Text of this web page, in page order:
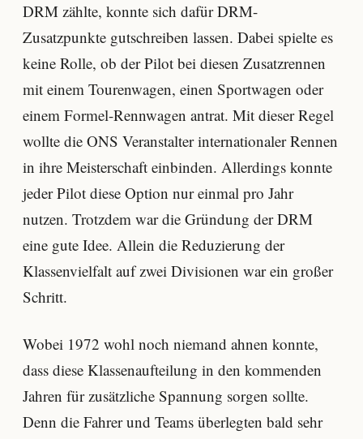
DRM zählte, konnte sich dafür DRM-
Zusatzpunkte gutschreiben lassen. Dabei spielte es
keine Rolle, ob der Pilot bei diesen Zusatzrennen
mit einem Tourenwagen, einen Sportwagen oder
einem Formel-Rennwagen antrat. Mit dieser Regel
wollte die ONS Veranstalter internationaler Rennen
in ihre Meisterschaft einbinden. Allerdings konnte
jeder Pilot diese Option nur einmal pro Jahr
nutzen. Trotzdem war die Gründung der DRM
eine gute Idee. Allein die Reduzierung der
Klassenvielfalt auf zwei Divisionen war ein großer
Schritt.
Wobei 1972 wohl noch niemand ahnen konnte,
dass diese Klassenaufteilung in den kommenden
Jahren für zusätzliche Spannung sorgen sollte.
Denn die Fahrer und Teams überlegten bald sehr